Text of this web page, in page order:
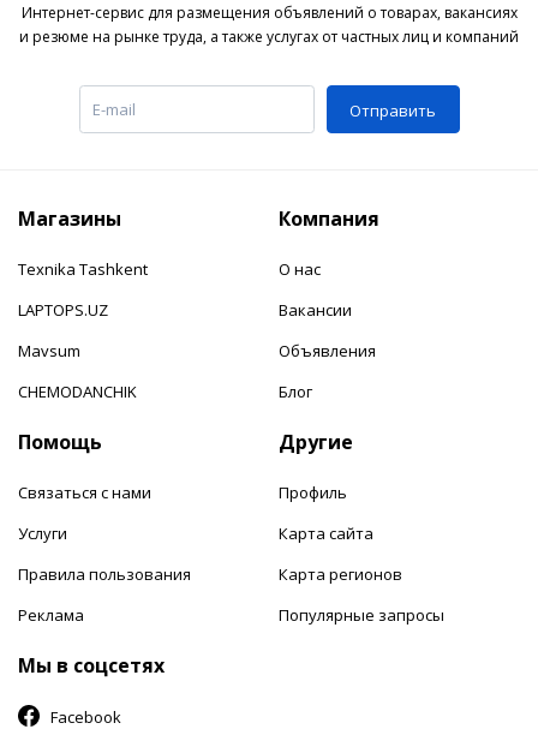
Интернет-сервис для размещения объявлений о товарах, вакансиях
и резюме на рынке труда, а также услугах от частных лиц и компаний
Отправить
Магазины
Texnika Tashkent
LAPTOPS.UZ
Mavsum
CHEMODANCHIK
Компания
О нас
Вакансии
Объявления
Блог
Помощь
Связаться с нами
Услуги
Правила пользования
Реклама
Другие
Профиль
Карта сайта
Карта регионов
Популярные запросы
Мы в соцсетях
Facebook